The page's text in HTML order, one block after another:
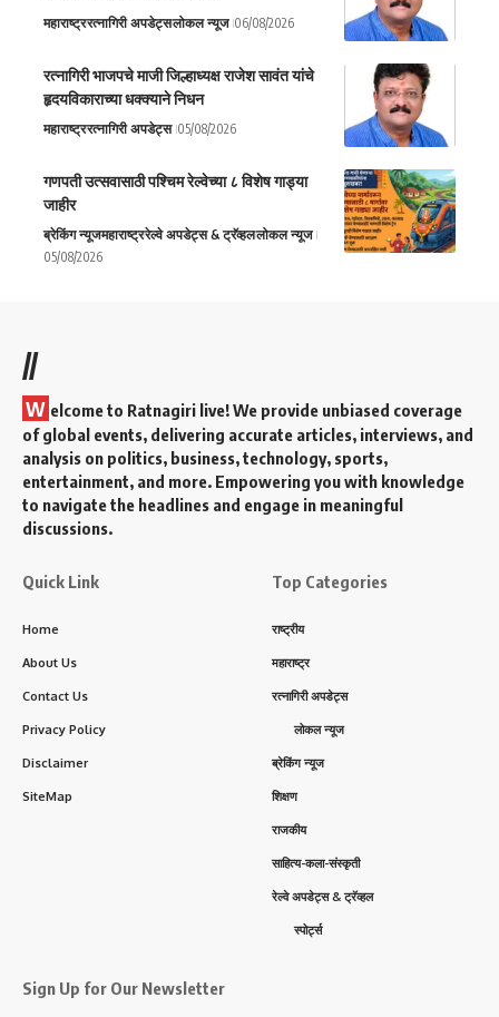
महाराष्ट्ररत्नागिरी अपडेट्सलोकल न्यूज 06/08/2026
रत्नागिरी भाजपचे माजी जिल्हाध्यक्ष राजेश सावंत यांचे
हृदयविकाराच्या धक्क्याने निधन
महाराष्ट्ररत्नागिरी अपडेट्स 05/08/2026
गणपती उत्सवासाठी पश्चिम रेल्वेच्या ८ विशेष गाड्या
जाहीर
ब्रेकिंग न्यूजमहाराष्ट्ररेल्वे अपडेट्स & ट्रॅव्हललोकल न्यूज
05/08/2026
//
W elcome to Ratnagiri live! We provide unbiased coverage
of global events, delivering accurate articles, interviews, and
analysis on politics, business, technology, sports,
entertainment, and more. Empowering you with knowledge
to navigate the headlines and engage in meaningful
discussions.
Quick Link
Home
About Us
Contact Us
Privacy Policy
Disclaimer
SiteMap
Top Categories
राष्ट्रीय
महाराष्ट्र
रत्नागिरी अपडेट्स
लोकल न्यूज
ब्रेकिंग न्यूज
शिक्षण
राजकीय
साहित्य-कला-संस्कृती
रेल्वे अपडेट्स & ट्रॅव्हल
स्पोर्ट्स
Sign Up for Our Newsletter